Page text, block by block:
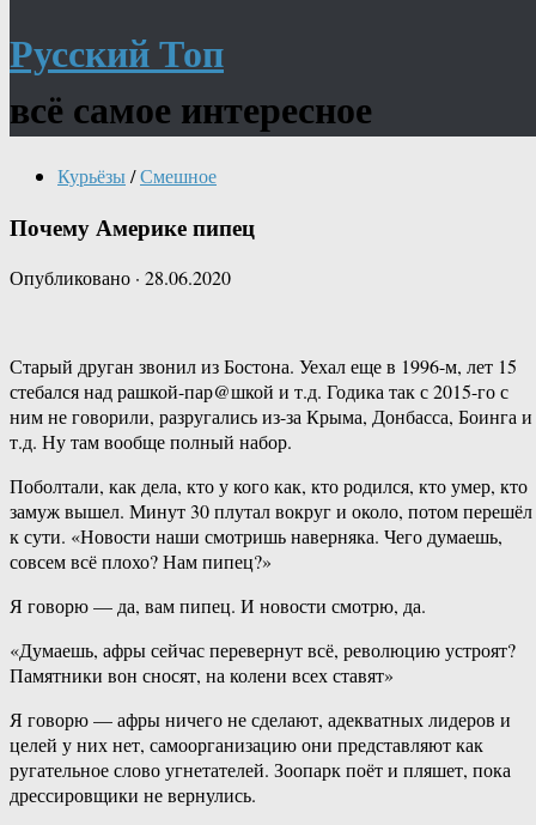
Русский Топ
всё самое интересное
Курьёзы/Смешное
Почему Америке пипец
Опубликовано · 28.06.2020
Старый друган звонил из Бостона. Уехал еще в 1996-м, лет 15
стебался над рашкой-пар@шкой и т.д. Годика так с 2015-го с
ним не говорили, разругались из-за Крыма, Донбасса, Боинга и
т.д. Ну там вообще полный набор.
Поболтали, как дела, кто у кого как, кто родился, кто умер, кто
замуж вышел. Минут 30 плутал вокруг и около, потом перешёл
к сути. «Новости наши смотришь наверняка. Чего думаешь,
совсем всё плохо? Нам пипец?»
Я говорю — да, вам пипец. И новости смотрю, да.
«Думаешь, афры сейчас перевернут всё, революцию устроят?
Памятники вон сносят, на колени всех ставят»
Я говорю — афры ничего не сделают, адекватных лидеров и
целей у них нет, самоорганизацию они представляют как
ругательное слово угнетателей. Зоопарк поёт и пляшет, пока
дрессировщики не вернулись.